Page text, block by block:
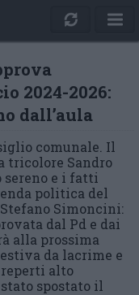
2024-2026:
dall’aula
comunale. Il
tricolore Sandro
e i fatti
politica del
Simoncini:
dal Pd e dai
alla prossima
da lacrime e
reperti alto
spostato il